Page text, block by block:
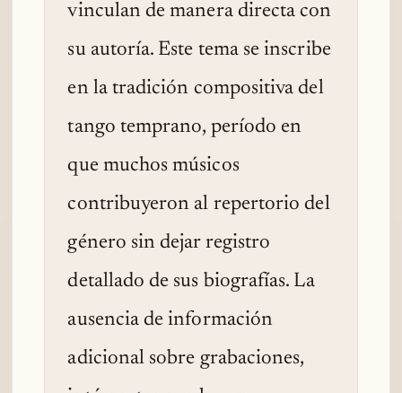
vinculan de manera directa con
su autoría. Este tema se inscribe
en la tradición compositiva del
tango temprano, período en
que muchos músicos
contribuyeron al repertorio del
género sin dejar registro
detallado de sus biografías. La
ausencia de información
adicional sobre grabaciones,